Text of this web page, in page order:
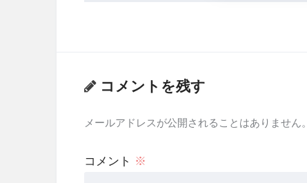
コメントを残す
メールアドレスが公開されることはありません。
コメント ※